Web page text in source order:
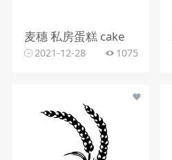
麦穗 私房蛋糕 cake
2021-12-28 1075